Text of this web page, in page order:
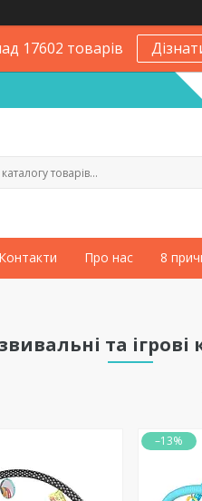
17602 товарів
Контакти Про нас 8
та
–13%